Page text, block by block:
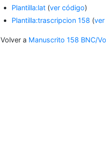
Plantilla:lat (ver código)
Plantilla:trascripcion 158 (
Volver a Manuscrito 158 BNC/